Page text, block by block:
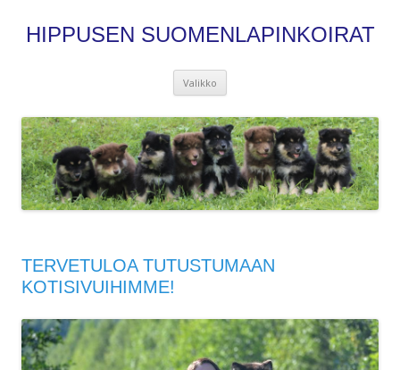
HIPPUSEN SUOMENLAPINKOIRAT
Valikko
TERVETULOA TUTUSTUMAAN
KOTISIVUIHIMME!